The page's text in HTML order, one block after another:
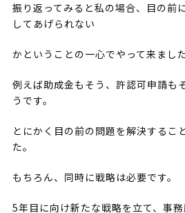
振り返ってみると私の場合、目の前
してあげられない
かということの一心でやって来ました
例えば助成金もそう、許認可申請も
うです。
とにかく目の前の問題を解決するこ
た。
もちろん、同時に戦略は必要です。
5年目に向け新たな戦略を立て、事